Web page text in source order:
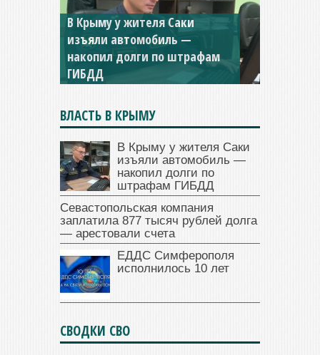
В Крыму у жителя Саки
изъяли автомобиль —
накопил долги по штрафам
ГИБДД
ВЛАСТЬ В КРЫМУ
В Крыму у жителя Саки
изъяли автомобиль —
накопил долги по
штрафам ГИБДД
Севастопольская компания
заплатила 877 тысяч рублей долга
— арестовали счета
ЕДДС Симферополя
исполнилось 10 лет
СВОДКИ СВО